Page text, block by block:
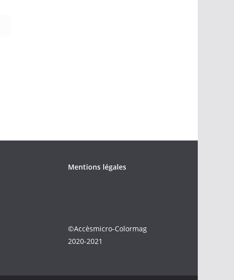
Mentions légales
©Accèsmicro-Colormag
2020-2021